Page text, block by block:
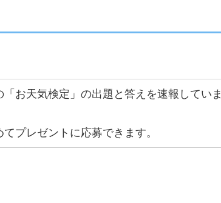
お天気検定」の出題と答えを速報していま
プレゼントに応募できます。